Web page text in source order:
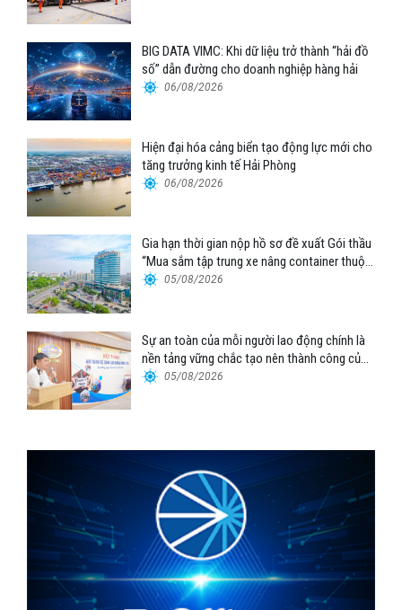
BIG DATA VIMC: Khi dữ liệu trở thành “hải đồ
số” dẫn đường cho doanh nghiệp hàng hải
06/08/2026
Hiện đại hóa cảng biển tạo động lực mới cho
tăng trưởng kinh tế Hải Phòng
06/08/2026
Gia hạn thời gian nộp hồ sơ đề xuất Gói thầu
“Mua sắm tập trung xe nâng container thuộc
Tổng công ty Hàng hải Việt Nam – CTCP”
05/08/2026
Sự an toàn của mỗi người lao động chính là
nền tảng vững chắc tạo nên thành công của
Cảng Đà Nẵng
05/08/2026